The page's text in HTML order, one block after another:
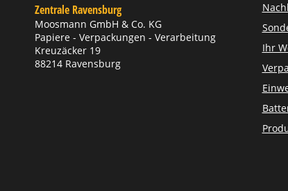
Zentrale Ravensburg
Moosmann GmbH & Co. KG
Papiere - Verpackungen - Verarbeitung
Kreuzäcker 19
88214 Ravensburg
Ihr